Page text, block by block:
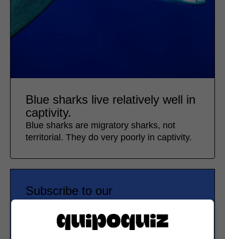
Blue sharks live relatively well in
captivity.
Blue sharks are migratory sharks, not
territorial. They do very poorly in captivity.
Subscribe to our
newsletter